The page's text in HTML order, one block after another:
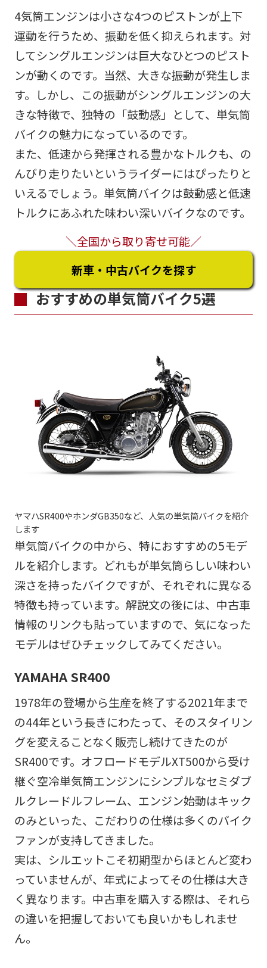
4気筒エンジンは小さな4つのピストンが上下
運動を行うため、振動を低く抑えられます。対
してシングルエンジンは巨大なひとつのピスト
ンが動くのです。当然、大きな振動が発生しま
す。しかし、この振動がシングルエンジンの大
きな特徴で、独特の「鼓動感」として、単気筒
バイクの魅力になっているのです。
また、低速から発揮される豊かなトルクも、の
んびり走りたいというライダーにはぴったりと
いえるでしょう。単気筒バイクは鼓動感と低速
トルクにあふれた味わい深いバイクなのです。
＼全国から取り寄せ可能／
新車・中古バイクを探す
おすすめの単気筒バイク5選
ヤマハSR400やホンダGB350など、人気の単気筒バイクを紹介
します
単気筒バイクの中から、特におすすめの5モデ
ルを紹介します。どれもが単気筒らしい味わい
深さを持ったバイクですが、それぞれに異なる
特徴も持っています。解説文の後には、中古車
情報のリンクも貼っていますので、気になった
モデルはぜひチェックしてみてください。
YAMAHA SR400
1978年の登場から生産を終了する2021年まで
の44年という長きにわたって、そのスタイリン
グを変えることなく販売し続けてきたのが
SR400です。オフロードモデルXT500から受け
継ぐ空冷単気筒エンジンにシンプルなセミダブ
ルクレードルフレーム、エンジン始動はキック
のみといった、こだわりの仕様は多くのバイク
ファンが支持してきました。
実は、シルエットこそ初期型からほとんど変わ
っていませんが、年式によってその仕様は大き
く異なります。中古車を購入する際は、それら
の違いを把握しておいても良いかもしれませ
ん。